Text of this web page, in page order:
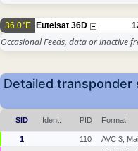
36.0°E Eutelsat 36D
Occasional Feeds, data or inactive
Detailed
SID Ident. PID Format
1 110 AVC 3,